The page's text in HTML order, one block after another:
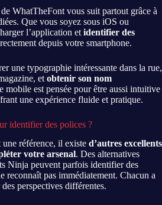
WhatTheFont vous suit partout grâce à
Que vous soyez sous iOS ou
l’application et identifier des
depuis votre smartphone.
une typographie intéressante dans la rue,
et obtenir son nom
mobile est pensée pour être aussi intuitive
une expérience fluide et pratique.
identifier des polices ?
référence, il existe d’autres excellents
votre arsenal. Des alternatives
Ninja peuvent parfois identifier des
reconnaît pas immédiatement. Chacun a
perspectives différentes.